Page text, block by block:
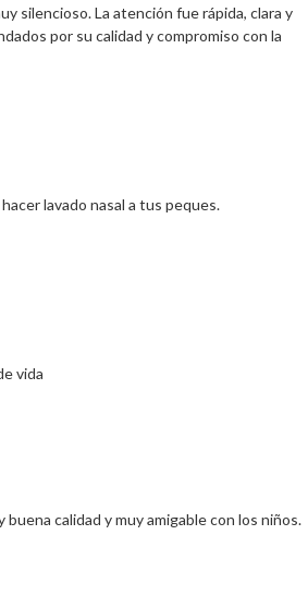
silencioso. La atención fue rápida, clara y
por su calidad y compromiso con la
lavado nasal a tus peques.
vida
calidad y muy amigable con los niños.